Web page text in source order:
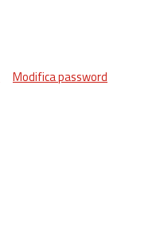
Modifica password